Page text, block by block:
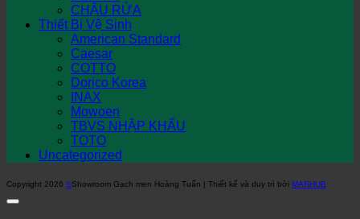
CHẬU RỬA
Thiết Bị Vệ Sinh
American Standard
Caesar
COTTO
Dorico Korea
INAX
Mowoen
TBVS NHẬP KHẨU
TOTO
Uncategorized
Copyright 2026 ©Showroom Gạch men Hoàng Tuấn | Thiết kế và duy trì bởi MARHUB